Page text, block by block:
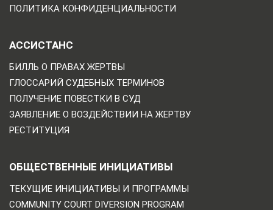
ПОЛИТИКА КОНФИДЕНЦИАЛЬНОСТИ
АССИСТАНС
БИЛЛЬ О ПРАВАХ ЖЕРТВЫ
ГЛОССАРИЙ СУДЕБНЫХ ТЕРМИНОВ
ПОЛУЧЕНИЕ ПОВЕСТКИ В СУД
ЗАЯВЛЕНИЕ О ВОЗДЕЙСТВИИ НА ЖЕРТВУ
РЕСТИТУЦИЯ
ОБЩЕСТВЕННЫЕ ИНИЦИАТИВЫ
ТЕКУЩИЕ ИНИЦИАТИВЫ И ПРОГРАММЫ
COMMUNITY COURT DIVERSION PROGRAM